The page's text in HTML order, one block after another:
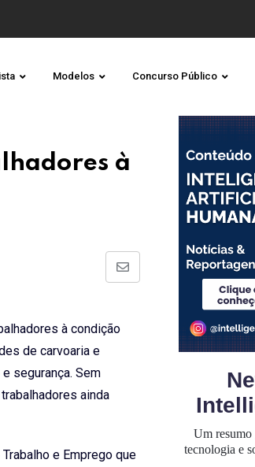
Modelos Concurso Público
à
Share
à condição
de carvoaria e
segurança. Sem
ainda
e Emprego que